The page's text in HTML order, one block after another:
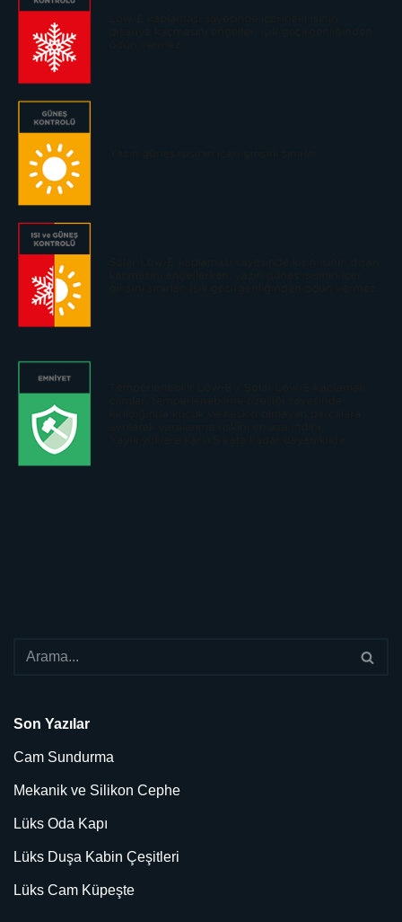
Son Yazılar
Cam Sundurma
Mekanik ve Silikon Cephe
Lüks Oda Kapı
Lüks Duşa Kabin Çeşitleri
Lüks Cam Küpeşte